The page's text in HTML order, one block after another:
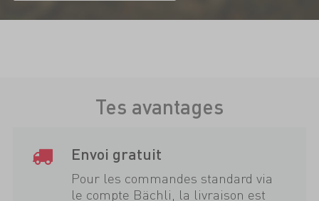
Tes avantages
Envoi gratuit
Pour les commandes standard via
le compte Bächli, la livraison est